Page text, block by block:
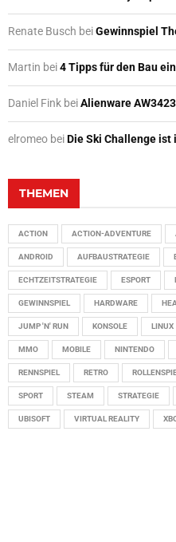
Renate Busch beiGewinnspiel
Martin bei4 Tipps für den Bau
Daniel Fink beiAlienware
elromeo beiDie Ski Challenge ist
THEMEN
ACTION ACTION-ADVENTURE
ANDROID AUFBAUSTRATEGIE
ECHTZEITSTRATEGIE ESPORT
GEWINNSPIEL HARDWARE
JUMP 'N' RUN KONSOLE LINUX
MMO MOBILE NINTENDO
RENNSPIEL RETRO
SPORT STEAM STRATEGIE
UBISOFT VIRTUAL REALITY